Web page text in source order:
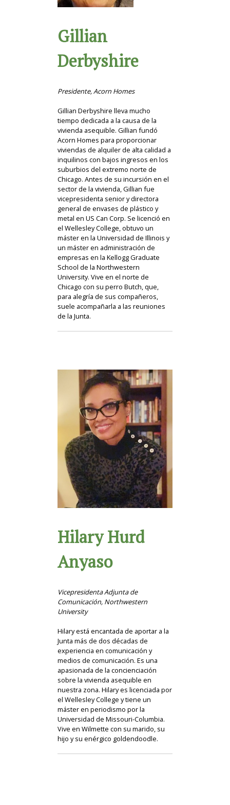
Gillian
Derbyshire
Presidente, Acorn Homes
Gillian Derbyshire lleva mucho
tiempo dedicada a la causa de la
vivienda asequible. Gillian fundó
Acorn Homes para proporcionar
viviendas de alquiler de alta calidad a
inquilinos con bajos ingresos en los
suburbios del extremo norte de
Chicago. Antes de su incursión en el
sector de la vivienda, Gillian fue
vicepresidenta senior y directora
general de envases de plástico y
metal en US Can Corp. Se licenció en
el Wellesley College, obtuvo un
máster en la Universidad de Illinois y
un máster en administración de
empresas en la Kellogg Graduate
School de la Northwestern
University. Vive en el norte de
Chicago con su perro Butch, que,
para alegría de sus compañeros,
suele acompañarla a las reuniones
de la Junta.
Hilary Hurd
Anyaso
Vicepresidenta Adjunta de
Comunicación, Northwestern
University
Hilary está encantada de aportar a la
Junta más de dos décadas de
experiencia en comunicación y
medios de comunicación. Es una
apasionada de la concienciación
sobre la vivienda asequible en
nuestra zona. Hilary es licenciada por
el Wellesley College y tiene un
máster en periodismo por la
Universidad de Missouri-Columbia.
Vive en Wilmette con su marido, su
hijo y su enérgico goldendoodle.